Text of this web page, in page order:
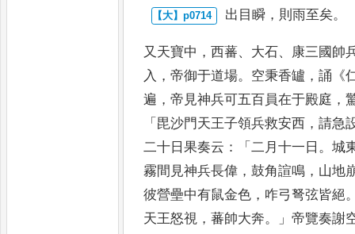
出目瞬 ， 則雨至矣。
又天寶中 ，西蕃、 大石、 康三國帥
入 ，帝御于道場。 空秉香罏 ，誦 《
遍 ，帝見神兵可五百員在于殿庭 ，
「 毘沙門天王子領兵救安西 ，請急
二十日果奏云 ：「二月十一日 。城
霧間見神兵長偉 ，鼓角諠鳴 ， 山地
彼營壘中有鼠金色 ， 咋弓弩弦皆絕
天王怒視 ，蕃帥大奔。」帝覽奏謝